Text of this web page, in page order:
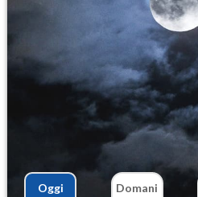
Oggi
Domani